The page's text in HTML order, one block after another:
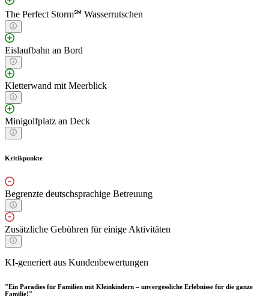
The Perfect Storm℠ Wasserrutschen
Eislaufbahn an Bord
Kletterwand mit Meerblick
Minigolfplatz an Deck
Kritikpunkte
Begrenzte deutschsprachige Betreuung
Zusätzliche Gebühren für einige Aktivitäten
KI-generiert aus Kundenbewertungen
"Ein Paradies für Familien mit Kleinkindern – unvergessliche Erlebnisse für die ganze
Familie!"